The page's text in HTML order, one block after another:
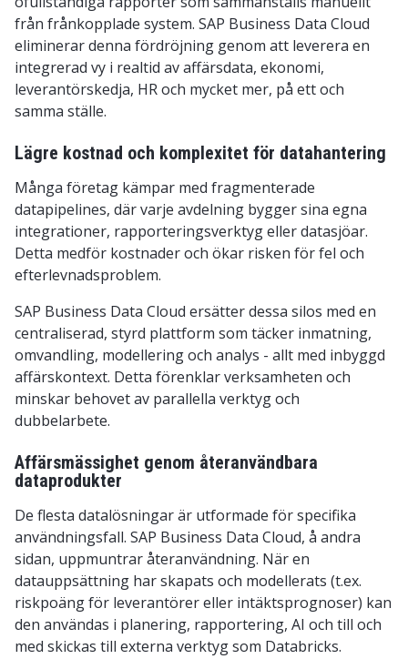
från frånkopplade system. SAP Business Data Cloud
eliminerar denna fördröjning genom att leverera en
integrerad vy i realtid av affärsdata, ekonomi,
leverantörskedja, HR och mycket mer, på ett och
samma ställe.
Lägre kostnad och komplexitet för datahantering
Många företag kämpar med fragmenterade
datapipelines, där varje avdelning bygger sina egna
integrationer, rapporteringsverktyg eller datasjöar.
Detta medför kostnader och ökar risken för fel och
efterlevnadsproblem.
SAP Business Data Cloud ersätter dessa silos med en
centraliserad, styrd plattform som täcker inmatning,
omvandling, modellering och analys - allt med inbyggd
affärskontext. Detta förenklar verksamheten och
minskar behovet av parallella verktyg och
dubbelarbete.
Affärsmässighet genom återanvändbara
dataprodukter
De flesta datalösningar är utformade för specifika
användningsfall. SAP Business Data Cloud, å andra
sidan, uppmuntrar återanvändning. När en
datauppsättning har skapats och modellerats (t.ex.
riskpoäng för leverantörer eller intäktsprognoser) kan
den användas i planering, rapportering, AI och till och
med skickas till externa verktyg som Databricks.